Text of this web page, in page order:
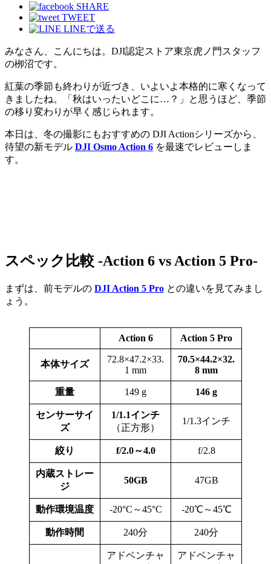
SHARE
TWEET
LINEで送る
みなさん、こんにちは。DJI認定ストア東京虎ノ門スタッフ
の栁沼です。
紅葉の季節も終わりが近づき、いよいよ本格的に寒くなって
きましたね。「秋はいったいどこに…？」と思うほど、季節
の移り変わりが早く感じられます。
本日は、冬の撮影にもおすすめの DJI Actionシリーズから、
待望の新モデル DJI Osmo Action 6 を最速でレビューしま
す。
スペック比較 -Action 6 vs Action 5 Pro-
まずは、前モデルの DJI Action 5 Pro との違いを見てみまし
ょう。
Action 6 Action 5 Pro
本体サイズ
72.8×47.2×33.
1 mm
70.5×44.2×32.
8 mm
重量 149 g 146 g
センサーサイ
ズ
1/1.1インチ
（正方形）
1/1.3インチ
絞り f/2.0～4.0 f/2.8
内蔵ストレー
ジ
50GB 47GB
動作環境温度 -20°C～45°C -20℃～45℃
動作時間 240分 240分
アドベンチャ
アドベンチャ